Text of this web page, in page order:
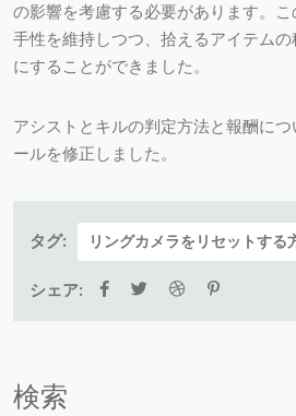
の影響を考慮する必要があります。
手性を維持しつつ、拾えるアイテム
にすることができました。
アシストとキルの判定方法と報酬に
ールを修正しました。
タグ: リングカメラをリセットする
シェア:
検索